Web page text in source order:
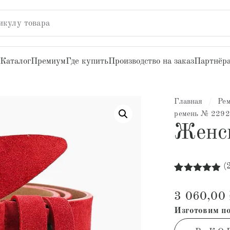
товара
КаталогПремиумГде купитьПроизводство на заказ
Главная
ремень №
на основе
опроса
пользователей
(
3 060,00
Изготовим